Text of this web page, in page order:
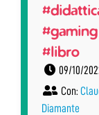
#gaming
#libro
09/10/
Con:
Diamante